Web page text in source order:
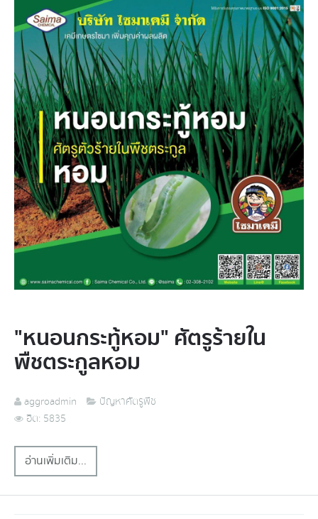
"หนอนกระทู้หอม" ศัตรูร้ายใน
พืชตระกูลหอม
aggroadmin
ปัญหาศัตรูพืช
ฮิต: 5835
อ่านเพิ่มเติม...